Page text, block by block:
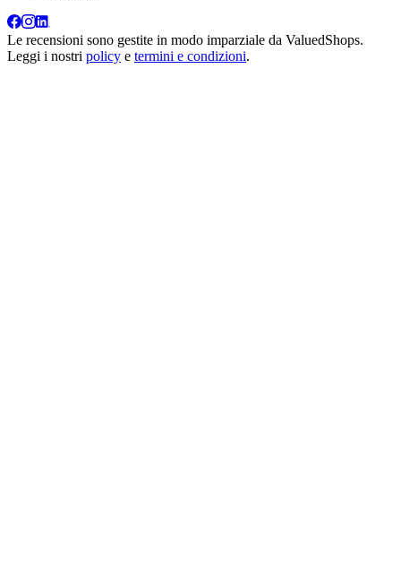
Le recensioni sono gestite in modo imparziale da ValuedShops.
Leggi i nostri policy e termini e condizioni.